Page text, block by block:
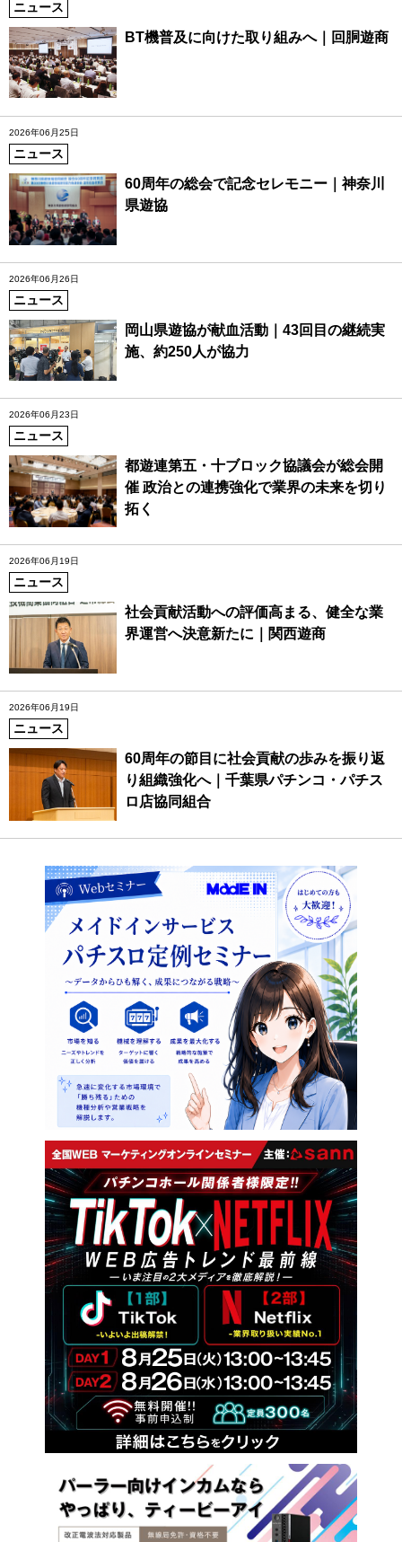
ニュース
BT機普及に向けた取り組みへ｜回胴遊商
2026年06月25日
ニュース
60周年の総会で記念セレモニー｜神奈川
県遊協
2026年06月26日
ニュース
岡山県遊協が献血活動｜43回目の継続実
施、約250人が協力
2026年06月23日
ニュース
都遊連第五・十ブロック協議会が総会開
催 政治との連携強化で業界の未来を切り
拓く
2026年06月19日
ニュース
社会貢献活動への評価高まる、健全な業
界運営へ決意新たに｜関西遊商
2026年06月19日
ニュース
60周年の節目に社会貢献の歩みを振り返
り組織強化へ｜千葉県パチンコ・パチス
ロ店協同組合